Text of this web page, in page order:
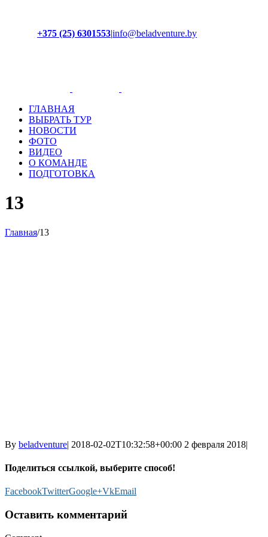
+375 (25) 6301553|info@beladventure.by
ГЛАВНАЯ
ВЫБРАТЬ ТУР
НОВОСТИ
ФОТО
ВИДЕО
О КОМАНДЕ
ПОДГОТОВКА
13
Главная/13
By beladventure| 2018-02-02T10:32:58+00:00 2 февраля 2018|
Поделиться ссылкой, выберите способ!
FacebookTwitterGoogle+VkEmail
Оставить комментарий